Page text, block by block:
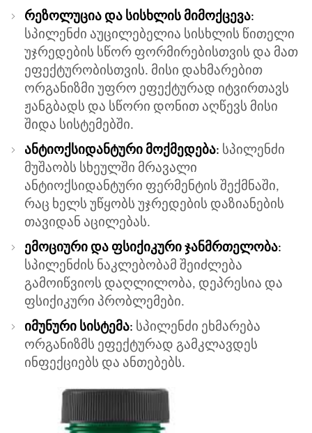
რეზოლუცია და სისხლის მიმოქცევა:
სპილენძი აუცილებელია სისხლის წითელი
უჯრედების სწორ ფორმირებისთვის და მათ
ეფექტურობისთვის. მისი დახმარებით
ორგანიზმი უფრო ეფექტურად იტვირთავს
ჟანგბადს და სწორი დონით აღწევს მისი
შიდა სისტემებში.
ანტიოქსიდანტური მოქმედება: სპილენძი
მუშაობს სხეულში მრავალი
ანტიოქსიდანტური ფერმენტის შექმნაში,
რაც ხელს უწყობს უჯრედების დაზიანების
თავიდან აცილებას.
ემოციური და ფსიქიკური ჯანმრთელობა:
სპილენძის ნაკლებობამ შეიძლება
გამოიწვიოს დაღლილობა, დეპრესია და
ფსიქიკური პრობლემები.
იმუნური სისტემა: სპილენძი ეხმარება
ორგანიზმს ეფექტურად გამკლავდეს
ინფექციებს და ანთებებს.